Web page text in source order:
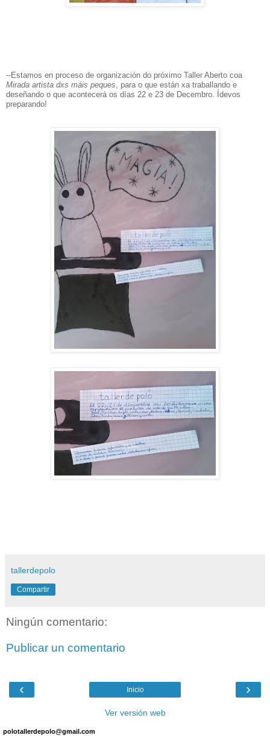
--Estamos en proceso de organización do próximo Taller Aberto coa
Mirada artista dxs máis peques , para o que están xa traballando e
deseñando o que acontecerá os días 22 e 23 de Decembro. Ídevos
preparando!
tallerdepolo
Compartir
Ningún comentario:
Publicar un comentario
‹ ›
Inicio
Ver versión web
polotallerdepolo@gmail.com